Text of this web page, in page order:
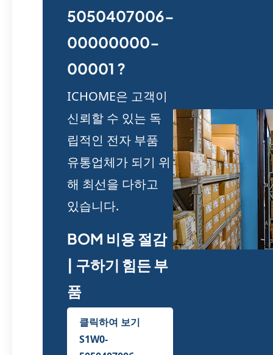
5050407006-
00000000-
00001 ?
ICHOME은 고객이
신뢰할 수 있는 독
립적인 전자 부품
유통업체가 되기 위
해 최선을 다하고
있습니다.
BOM 비용 절감
| 구하기 힘든 부
품
클릭하여 보기
S1W0-